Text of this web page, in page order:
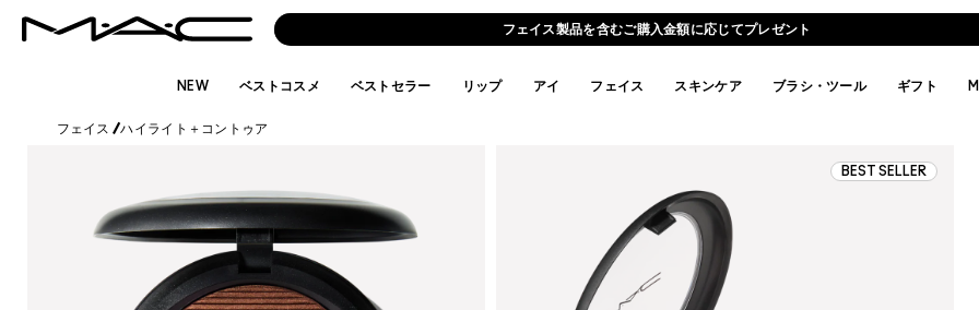
フェイス製品を含むご購入金額に応じてプレゼント
NEW ベストコスメ ベストセラー リップ アイ フェイス スキンケア ブラシ・ツール ギフト
フェイス /ハイライト＋コントゥア
BEST SELLER